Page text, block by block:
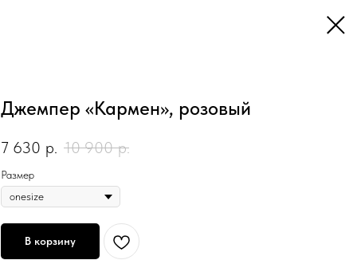
Джемпер «Кармен», розовый
7 630 р. 10 900 р.
Размер
В корзину